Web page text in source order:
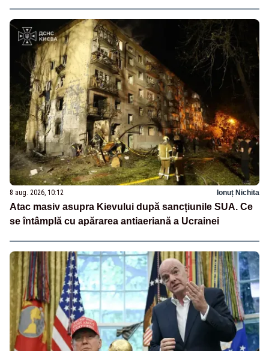
8 aug. 2026, 10:12 Ionuț Nichita
Atac masiv asupra Kievului după sancțiunile SUA. Ce
se întâmplă cu apărarea antiaeriană a Ucrainei